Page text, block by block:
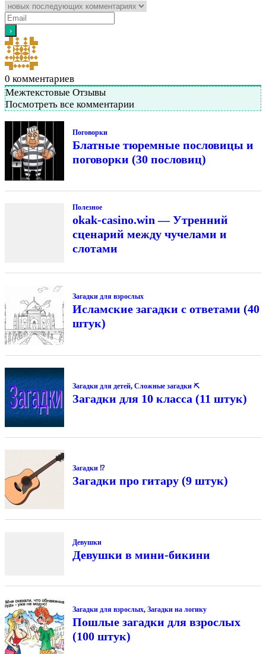
0 комментариев
Межтекстовые Отзывы
Посмотреть все комментарии
Поговорки
Блатные тюремные пословицы и
поговорки (30 пословиц)
Полезное
okak-casino.win — Утренний
сценарий между чучелами и
слотами
Загадки для взрослых
Исламские загадки с ответами (40
штук)
Загадки для детей, Сложные загадки ⛏
Загадки для 10 класса (11 штук)
Загадки ⁉
Загадки про гитару (9 штук)
Девушки
Девушки в мини-бикини
Загадки для взрослых, Загадки на логику
Пошлые загадки для взрослых
(100 штук)